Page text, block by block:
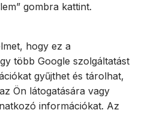
gombra kattint.
hogy ez a
több Google szolgáltatást
gyűjthet és tárolhat,
Ön látogatására vagy
információkat. Az